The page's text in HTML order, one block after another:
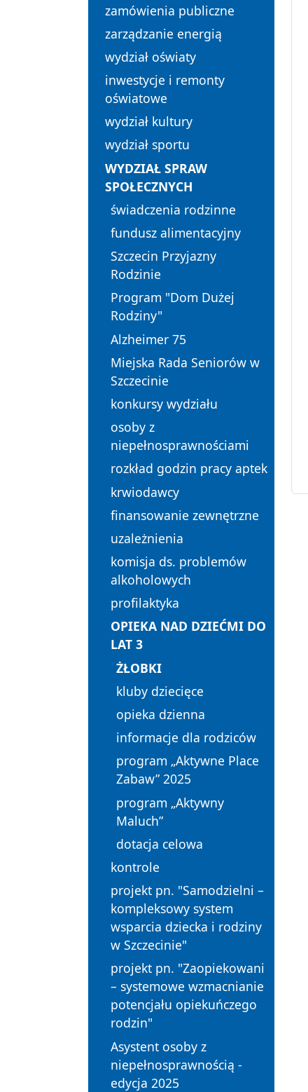
zamówienia publiczne
zarządzanie energią
wydział oświaty
inwestycje i remonty
oświatowe
wydział kultury
wydział sportu
WYDZIAŁ SPRAW
SPOŁECZNYCH
świadczenia rodzinne
fundusz alimentacyjny
Szczecin Przyjazny
Rodzinie
Program "Dom Dużej
Rodziny"
Alzheimer 75
Miejska Rada Seniorów w
Szczecinie
konkursy wydziału
osoby z
niepełnosprawnościami
rozkład godzin pracy aptek
krwiodawcy
finansowanie zewnętrzne
uzależnienia
komisja ds. problemów
alkoholowych
profilaktyka
OPIEKA NAD DZIEĆMI DO
LAT 3
ŻŁOBKI
kluby dziecięce
opieka dzienna
informacje dla rodziców
program „Aktywne Place
Zabaw” 2025
program „Aktywny
Maluch”
dotacja celowa
kontrole
projekt pn. "Samodzielni –
kompleksowy system
wsparcia dziecka i rodziny
w Szczecinie"
projekt pn. "Zaopiekowani
– systemowe wzmacnianie
potencjału opiekuńczego
rodzin"
Asystent osoby z
niepełnosprawnością -
edycja 2025